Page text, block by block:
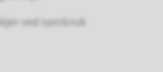
ved sambruk